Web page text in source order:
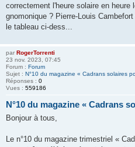
correctement l'heure solaire en
gnomonique ? Pierre-Louis
le tableau ci-dess...
par RogerTorrenti
23 nov. 2023, 07:45
Forum : Forum
Sujet : N°10 du magazine « Cadrans solaires
Réponses : 0
Vues : 559186
N°10 du magazine « Cadrans
Bonjour à tous,
Le n°10 du magazine trimestriel «